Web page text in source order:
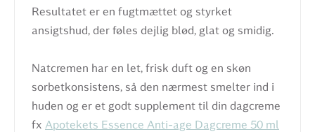
Resultatet er en fugtmættet og styrket
ansigtshud, der føles dejlig blød, glat og smidig.
Natcremen har en let, frisk duft og en skøn
sorbetkonsistens, så den nærmest smelter ind i
huden og er et godt supplement til din dagcreme
fx Apotekets Essence Anti-age Dagcreme 50 ml